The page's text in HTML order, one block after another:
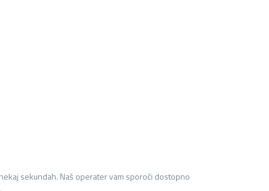
sekundah. Naš operater vam sporoči dostopno